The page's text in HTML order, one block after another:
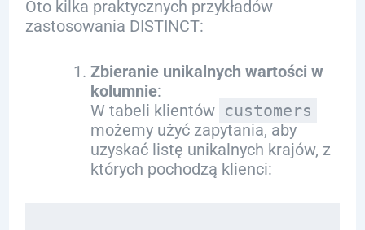
Oto kilka praktycznych przykładów
zastosowania DISTINCT:
Zbieranie unikalnych wartości w
kolumnie:
W tabeli klientów customers
możemy użyć zapytania, aby
uzyskać listę unikalnych krajów, z
których pochodzą klienci: